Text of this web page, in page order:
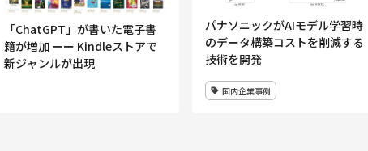
「ChatGPT」が書いた電子書
籍が増加 ーー Kindleストアで
新ジャンルが出現
パナソニックがAIモデル学習時
のデータ構築コストを削減する
技術を開発
国内企業事例